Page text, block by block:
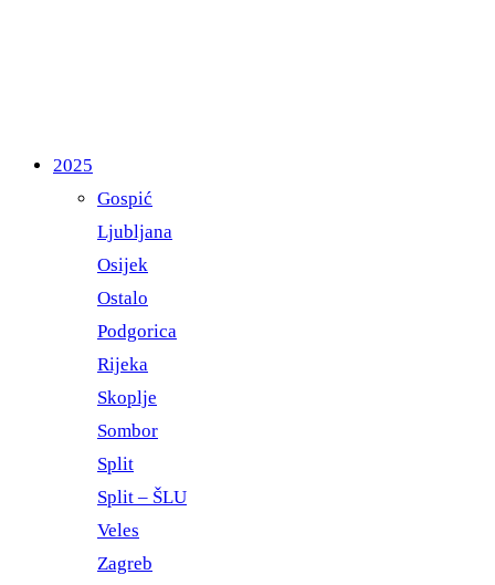
2025
Gospić
Ljubljana
Osijek
Ostalo
Podgorica
Rijeka
Skoplje
Sombor
Split
Split – ŠLU
Veles
Zagreb